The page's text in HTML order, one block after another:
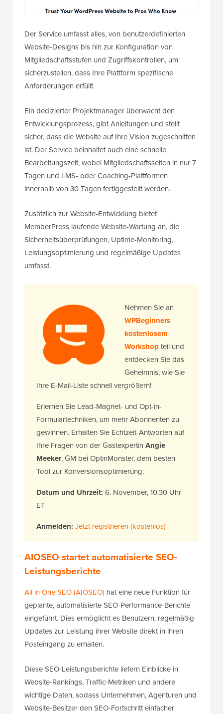
Der Service umfasst alles, von benutzerdefinierten
Website-Designs bis hin zur Konfiguration von
Mitgliedschaftsstufen und Zugriffskontrollen, um
sicherzustellen, dass Ihre Plattform spezifische
Anforderungen erfüllt.
Ein dedizierter Projektmanager überwacht den
Entwicklungsprozess, gibt Anleitungen und stellt
sicher, dass die Website auf Ihre Vision zugeschnitten
ist. Der Service beinhaltet auch eine schnelle
Bearbeitungszeit, wobei Mitgliedschaftsseiten in nur 7
Tagen und LMS- oder Coaching-Plattformen
innerhalb von 30 Tagen fertiggestellt werden.
Zusätzlich zur Website-Entwicklung bietet
MemberPress laufende Website-Wartung an, die
Sicherheitsüberprüfungen, Uptime-Monitoring,
Leistungsoptimierung und regelmäßige Updates
umfasst.
Nehmen Sie an
WPBeginners
kostenlosem
Workshopteil und
entdecken Sie das
Geheimnis, wie Sie
Ihre E-Mail-Liste schnell vergrößern!
Erlernen Sie Lead-Magnet- und Opt-in-
Formulartechniken, um mehr Abonnenten zu
gewinnen. Erhalten Sie Echtzeit-Antworten auf
Ihre Fragen von der Gastexpertin Angie
Meeker, GM bei OptinMonster, dem besten
Tool zur Konversionsoptimierung.
Datum und Uhrzeit: 6. November, 10:30 Uhr
ET
Anmelden: Jetzt registrieren (kostenlos)
AIOSEO startet automatisierte SEO-
Leistungsberichte
All in One SEO (AIOSEO) hat eine neue Funktion für
geplante, automatisierte SEO-Performance-Berichte
eingeführt. Dies ermöglicht es Benutzern, regelmäßig
Updates zur Leistung ihrer Website direkt in ihren
Posteingang zu erhalten.
Diese SEO-Leistungsberichte liefern Einblicke in
Website-Rankings, Traffic-Metriken und andere
wichtige Daten, sodass Unternehmen, Agenturen und
Website-Besitzer den SEO-Fortschritt einfacher